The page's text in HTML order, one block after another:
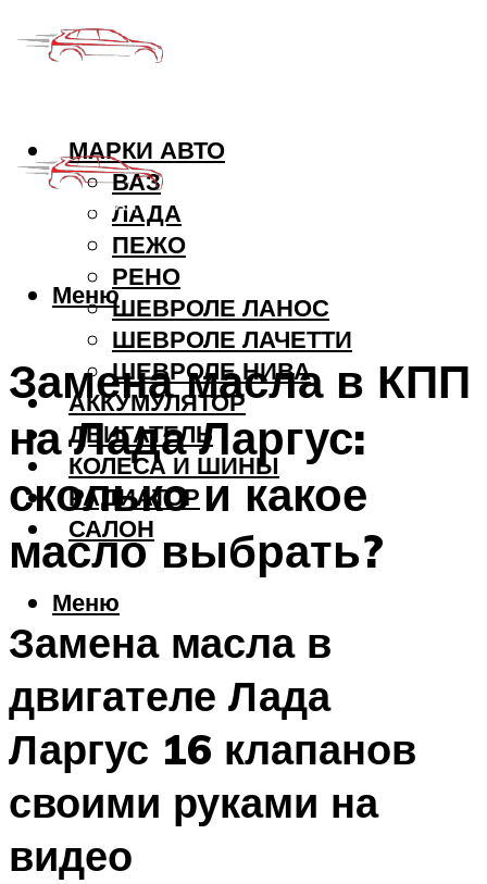
МАРКИ АВТО
ВАЗ
ЛАДА
ПЕЖО
РЕНО
ШЕВРОЛЕ ЛАНОС
ШЕВРОЛЕ ЛАЧЕТТИ
ШЕВРОЛЕ НИВА
АККУМУЛЯТОР
ДВИГАТЕЛЬ
КОЛЕСА И ШИНЫ
РАДИАТОР
САЛОН
Меню
Меню
Замена масла в КПП
на Лада Ларгус:
сколько и какое
масло выбрать?
Замена масла в
двигателе Лада
Ларгус 16 клапанов
своими руками на
видео